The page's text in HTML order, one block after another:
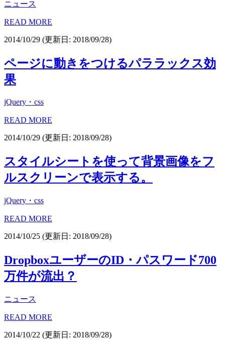
ニュース
READ MORE
2014/10/29 (更新日: 2018/09/28)
ページに動きをつけるパララックス効
果
jQuery・css
READ MORE
2014/10/29 (更新日: 2018/09/28)
スタイルシートを使って背景画像をフ
ルスクリーンで表示する。
jQuery・css
READ MORE
2014/10/25 (更新日: 2018/09/28)
DropboxユーザーのID・パスワード700
万件が流出？
ニュース
READ MORE
2014/10/22 (更新日: 2018/09/28)